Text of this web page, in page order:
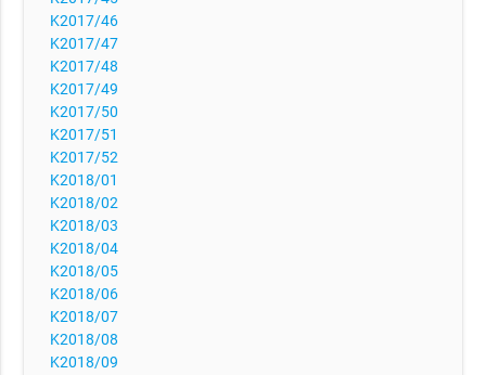
K2017/46
K2017/47
K2017/48
K2017/49
K2017/50
K2017/51
K2017/52
K2018/01
K2018/02
K2018/03
K2018/04
K2018/05
K2018/06
K2018/07
K2018/08
K2018/09